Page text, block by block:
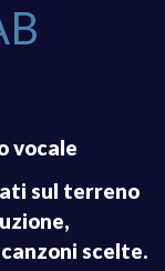
vocale
sul terreno
scelte.